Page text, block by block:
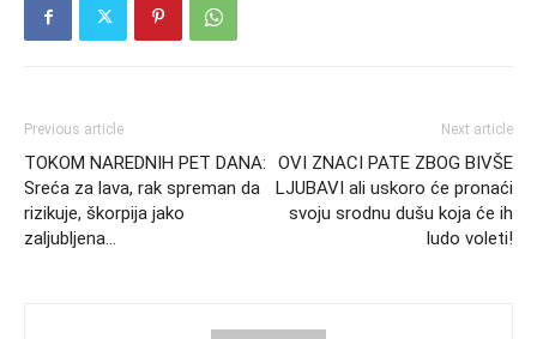
Previous article
TOKOM NAREDNIH PET DANA:
Sreća za lava, rak spreman da
rizikuje, škorpija jako
zaljubljena…
Next article
OVI ZNACI PATE ZBOG BIVŠE
LJUBAVI ali uskoro će pronaći
svoju srodnu dušu koja će ih
ludo voleti!